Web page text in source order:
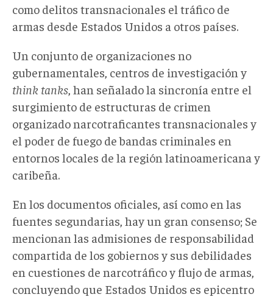
como delitos transnacionales el tráfico de
armas desde Estados Unidos a otros países.
Un conjunto de organizaciones no
gubernamentales, centros de investigación y
think tanks , han señalado la sincronía entre el
surgimiento de estructuras de crimen
organizado narcotraficantes transnacionales y
el poder de fuego de bandas criminales en
entornos locales de la región latinoamericana y
caribeña.
En los documentos oficiales, así como en las
fuentes segundarias, hay un gran consenso; Se
mencionan las admisiones de responsabilidad
compartida de los gobiernos y sus debilidades
en cuestiones de narcotráfico y flujo de armas,
concluyendo que Estados Unidos es epicentro